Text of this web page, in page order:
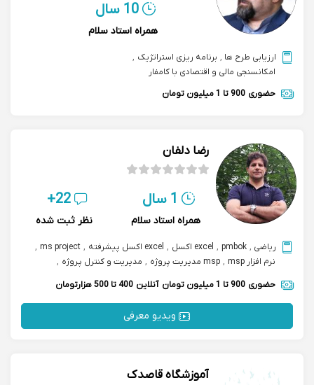
10 سال
همراه استاد سلام
ارزیابی طرح ها , برنامه ریزی استراتژیک ,
امکانسنجی مالی و اقتصادی با کامفار
حضوری 900 تا 1 میلیون تومان
رضا دلفان
1 سال
همراه استاد سلام
22+
نظر ثبت شده
ریاضی ,
pmbok
, excel اکسل , excel اکسل پیشرفته ,
ms project
,
نرم افزار msp
, msp مدیریت پروژه , مدیریت و کنترل پروژه ,
تدوین طرح کسب و کار bp
حضوری 900 تا 1 میلیون تومان آنلاین 400 تا 500 هزارتومان
ویدیو معرفی
آموزشگاه قاصدک